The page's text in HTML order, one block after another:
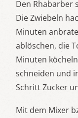
Den Rhabarber
Die Zwiebeln
Minuten
ablöschen, die
Minuten
schneiden und
Schritt Zucker
Mit dem Mixer